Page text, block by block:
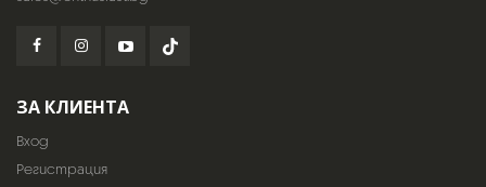
ЗА КЛИЕНТА
Вход
Регистрация